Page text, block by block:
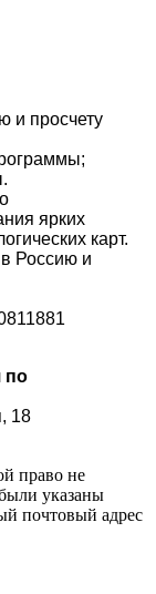
и просчету
ярких
карт.
Россию и
по
18
право не
указаны
почтовый адрес